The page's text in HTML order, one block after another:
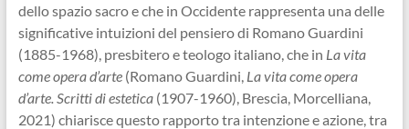
dello spazio sacro e che in Occidente rappresenta una delle
significative intuizioni del pensiero di Romano Guardini
(1885-1968), presbitero e teologo italiano, che in La vita
come opera d’arte(Romano Guardini, La vita come opera
d’arte. Scritti di estetica(1907-1960), Brescia, Morcelliana,
2021) chiarisce questo rapporto tra intenzione e azione, tra